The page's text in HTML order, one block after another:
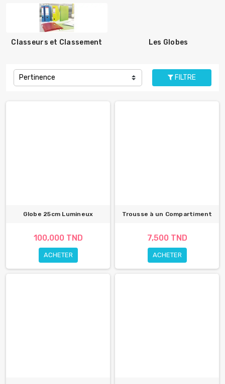
Classeurs et Classement Les Globes
Pertinence FILTRE
Globe 25cm Lumineux
100,000 TND
ACHETER
Trousse à un Compartiment
7,500 TND
ACHETER